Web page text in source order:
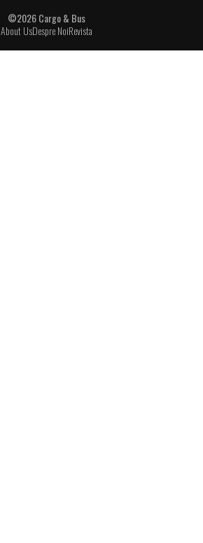
©2026 Cargo & Bus
About UsDespre NoiRevista